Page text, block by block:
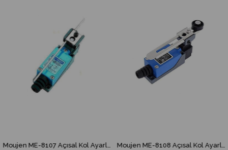
Moujen ME-8107 Açısal Kol Ayarlı Çubuk Limit Switch ME 8107 ME8107
Moujen ME-8108 Açısal Kol Ayarlı Plastik Makaralı Limit Switch ME 8108 ME8108